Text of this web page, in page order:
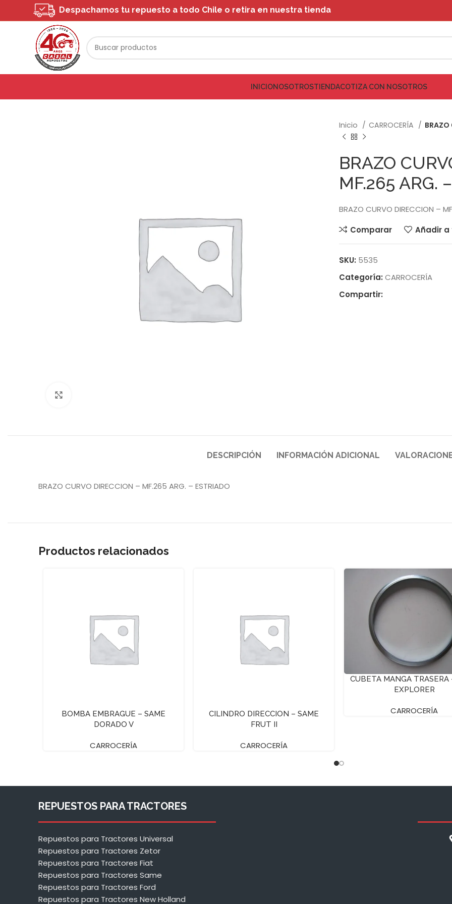
Despachamos tu repuesto a todo Chile o retira en nuestra tienda
INICIONOSOTROSTIENDACOTIZA CON NOSOTROS
Inicio CARROCERÍA
BRAZO
MF.265 ARG.
BRAZO CURVO DIRECCION –
Comparar
Añadir
SKU: 5535
Categoría: CARROCERÍA
Compartir:
DESCRIPCIÓN INFORMACIÓN ADICIONAL
BRAZO CURVO DIRECCION – MF.265 ARG. – ESTRIADO
Productos relacionados
BOMBA EMBRAGUE – SAME
DORADO V
CARROCERÍA
CILINDRO DIRECCION – SAME
FRUT II
CARROCERÍA
CUBETA MANGA TRASERA
EXPLORER
CARROCERÍA
REPUESTOS PARA TRACTORES
Repuestos para Tractores Universal
Repuestos para Tractores Zetor
Repuestos para Tractores Fiat
Repuestos para Tractores Same
Repuestos para Tractores Ford
Repuestos para Tractores New Holland